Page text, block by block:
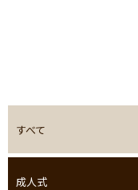
すべて
成人式